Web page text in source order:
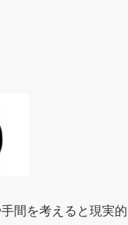
間を考えると現実的